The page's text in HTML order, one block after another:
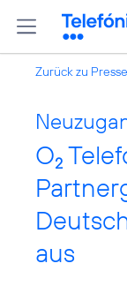
Zurück zu
O2
aus